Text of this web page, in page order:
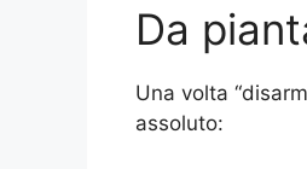
Da
Una volta
assoluto: